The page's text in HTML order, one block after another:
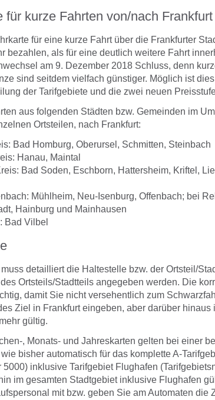
für kurze Fahrten von/nach Frankfurt
für eine kurze Fahrt über die Frankfurter
bezahlen, als für eine deutlich weitere Fahrt
am 9. Dezember 2018 Schluss, denn
sind seitdem vielfach günstiger. Möglich ist
der Tarifgebiete und die zwei neuen
aus folgenden Städten bzw. Gemeinden im
Ortsteilen, nach Frankfurt:
Bad Homburg, Oberursel, Schmitten, Steinbach
Hanau, Maintal
Bad Soden, Eschborn, Hattersheim, Kriftel,
Mühlheim, Neu-Isenburg, Offenbach; bei
Hainburg und Mainhausen
Bad Vilbel
detailliert die Haltestelle bzw. der Ortsteil/
Ortsteils/Stadtteils angegeben werden. Die
damit Sie nicht versehentlich zum
Ziel in Frankfurt eingeben, aber darüber hinaus
gültig.
, Monats- und Jahreskarten gelten bei einer
bisher automatisch für das komplette A-
5000) inklusive Tarifgebiet Flughafen
im gesamten Stadtgebiet inklusive Flughafen
mit bzw. geben Sie am Automaten die